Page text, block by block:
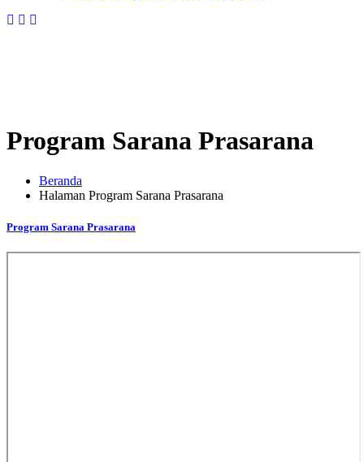
Program Sarana Prasarana
Beranda
Halaman Program Sarana Prasarana
Program Sarana Prasarana